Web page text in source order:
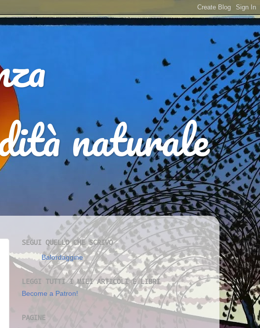
naturale
SEGUI QUELLO CHE SCRIVO
Balordaggine
LEGGI TUTTI I MIEI ARTICOLI E LIBRI
Become a Patron!
PAGINE